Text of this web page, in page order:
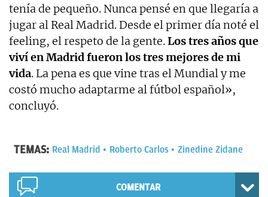
tenía de pequeño. Nunca pensé en que llegaría a
jugar al Real Madrid. Desde el primer día noté el
feeling, el respeto de la gente.Los tres años que
viví en Madrid fueron los tres mejores de mi
vida. La pena es que vine tras el Mundial y me
costó mucho adaptarme al fútbol español»,
concluyó.
TEMAS: Real Madrid Roberto Carlos Zinedine Zidane
COMENTAR